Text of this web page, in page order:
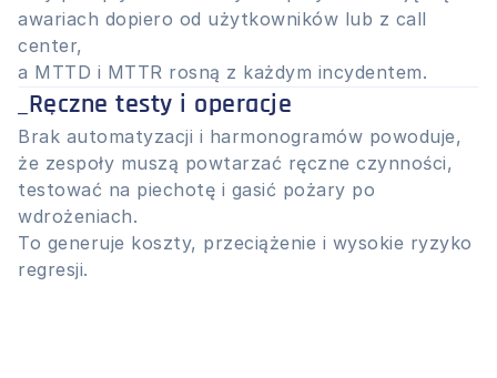
awariach dopiero od użytkowników lub z call
center,
a MTTD i MTTR rosną z każdym incydentem.
_Ręczne testy i operacje
Brak automatyzacji i harmonogramów powoduje,
że zespoły muszą powtarzać ręczne czynności,
testować na piechotę i gasić pożary po
wdrożeniach.
To generuje koszty, przeciążenie i wysokie ryzyko
regresji.